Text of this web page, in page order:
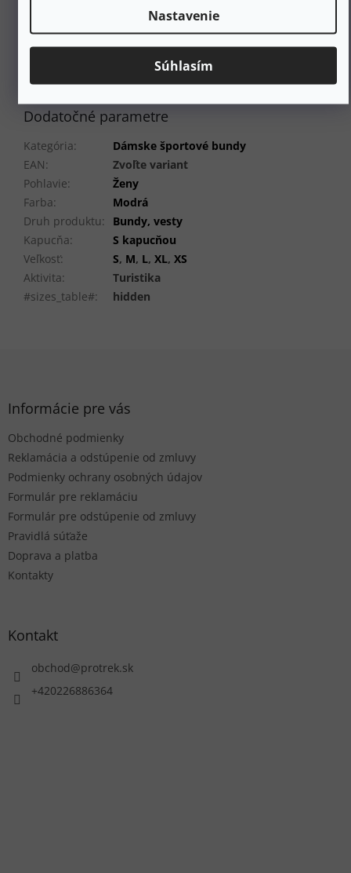
Nastavenie
Súhlasím
vrecka, takže je kompaktným partnerom na vaše ďalšie
53 % Merino vlna, 47 % Lyocell Tencel
Dodatočné parametre
Kategória:
Dámske športové bundy
EAN:
Zvoľte variant
Pohlavie:
Ženy
Farba:
Modrá
Druh produktu:
Bundy, vesty
Kapucňa:
S kapucňou
Veľkosť: S, M, L, XL, XS
Aktivita:
Turistika
#sizes_table#: hidden
Informácie pre vás
Obchodné podmienky
Reklamácia a odstúpenie od zmluvy
Podmienky ochrany osobných údajov
Formulár pre reklamáciu
Formulár pre odstúpenie od zmluvy
Pravidlá súťaže
Doprava a platba
Kontakty
Kontakt
obchod@protrek.sk
+420226886364